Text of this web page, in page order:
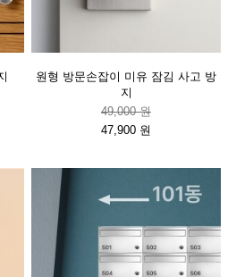
원형 방문손잡이 미유 잠김 사고 방
지
49,000 원
47,900 원